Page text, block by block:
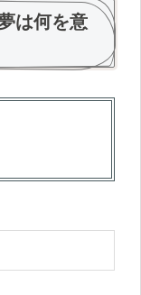
は何を意